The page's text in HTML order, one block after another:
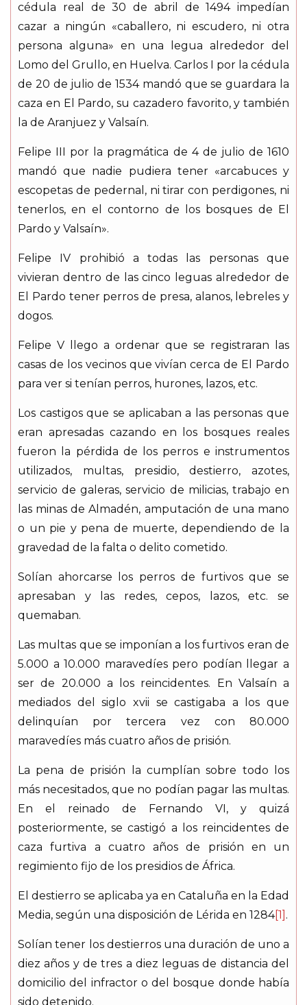
cédula real de 30 de abril de 1494 impedían
cazar a ningún «caballero, ni escudero, ni otra
persona alguna» en una legua alrededor del
Lomo del Grullo, en Huelva. Carlos I por la cédula
de 20 de julio de 1534 mandó que se guardara la
caza en El Pardo, su cazadero favorito, y también
la de Aranjuez y Valsaín.
Felipe III por la pragmática de 4 de julio de 1610
mandó que nadie pudiera tener «arcabuces y
escopetas de pedernal, ni tirar con perdigones, ni
tenerlos, en el contorno de los bosques de El
Pardo y Valsaín».
Felipe IV prohibió a todas las personas que
vivieran dentro de las cinco leguas alrededor de
El Pardo tener perros de presa, alanos, lebreles y
dogos.
Felipe V llego a ordenar que se registraran las
casas de los vecinos que vivían cerca de El Pardo
para ver si tenían perros, hurones, lazos, etc.
Los castigos que se aplicaban a las personas que
eran apresadas cazando en los bosques reales
fueron la pérdida de los perros e instrumentos
utilizados, multas, presidio, destierro, azotes,
servicio de galeras, servicio de milicias, trabajo en
las minas de Almadén, amputación de una mano
o un pie y pena de muerte, dependiendo de la
gravedad de la falta o delito cometido.
Solían ahorcarse los perros de furtivos que se
apresaban y las redes, cepos, lazos, etc. se
quemaban.
Las multas que se imponían a los furtivos eran de
5.000 a 10.000 maravedíes pero podían llegar a
ser de 20.000 a los reincidentes. En Valsaín a
mediados del siglo xvii se castigaba a los que
delinquían por tercera vez con 80.000
maravedíes más cuatro años de prisión.
La pena de prisión la cumplían sobre todo los
más necesitados, que no podían pagar las multas.
En el reinado de Fernando VI, y quizá
posteriormente, se castigó a los reincidentes de
caza furtiva a cuatro años de prisión en un
regimiento fijo de los presidios de África.
El destierro se aplicaba ya en Cataluña en la Edad
Media, según una disposición de Lérida en 1284[1] .
Solían tener los destierros una duración de uno a
diez años y de tres a diez leguas de distancia del
domicilio del infractor o del bosque donde había
sido detenido.